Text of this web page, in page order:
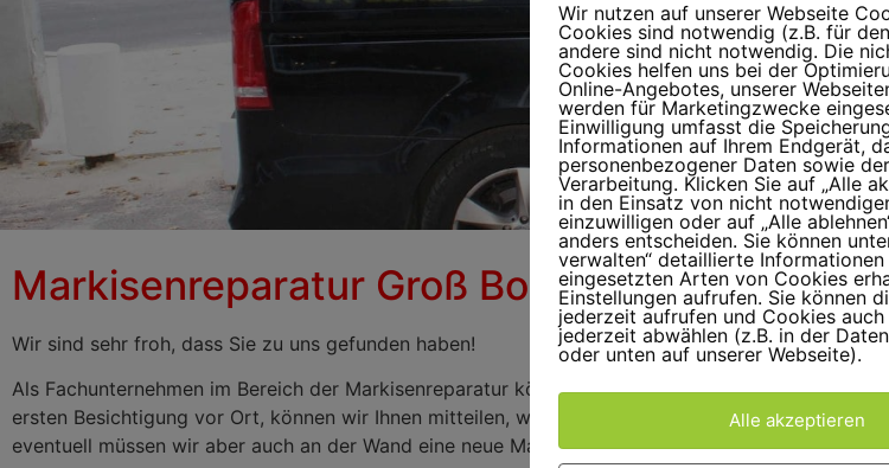
Markisenreparatur
Groß Borstel
Jetzt Termin vereinbaren
Markisenreparatur Groß Borstel
Wir sind sehr froh, dass Sie zu uns gefunden haben!
Als Fachunternehmen im Bereich der Markisenreparatur können wir Ihnen einen sehr guten und
ersten Besichtigung vor Ort, können wir Ihnen mitteilen, was alles gemacht werden muss.
eventuell müssen wir aber auch an der Wand eine neue Markise anbringen.
Wir nutzen auf unserer Webseite
Cookies sind notwendig (z.B. für
andere sind nicht notwendig. Die
Cookies helfen uns bei der
Online-Angebotes, unserer
werden für Marketingzwecke
Einwilligung umfasst die
Informationen auf Ihrem Endgerät,
personenbezogener Daten sowie
Verarbeitung. Klicken Sie auf „Alle
in den Einsatz von nicht
einzuwilligen oder auf „Alle
anders entscheiden. Sie können
verwalten“ detaillierte
eingesetzten Arten von Cookies
Einstellungen aufrufen. Sie können
jederzeit aufrufen und Cookies
jederzeit abwählen (z.B. in der
oder unten auf unserer Webseite).
Alle akzeptieren